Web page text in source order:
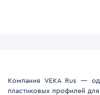
Компания VEKA Rus —
пластиковых профилей